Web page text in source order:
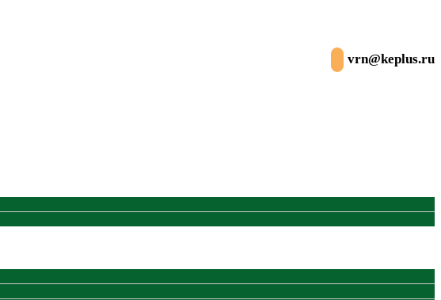
vrn@keplus.ru